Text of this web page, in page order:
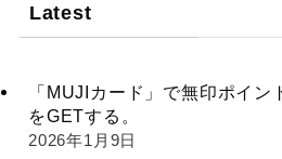
Latest
「MUJIカード」で無印ポイン
をGETする。
2026年1月9日